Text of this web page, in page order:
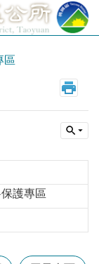
區
護專區